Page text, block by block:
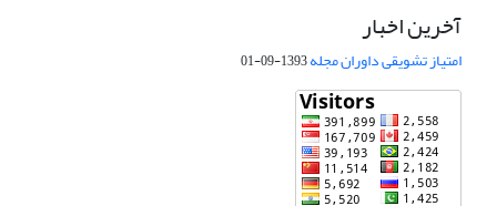
آخرین اخبار
امتیاز تشویقی داوران مجله1393-09-01